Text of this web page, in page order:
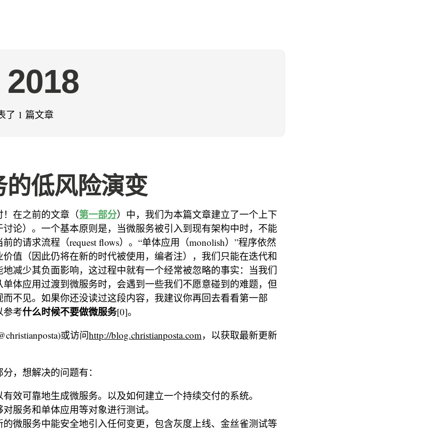
了 1 篇文章
的低风险演变
在之前的文章（第一部分）中，我们为本篇文章建立了一个上下
论）。一个基本原则是，当微服务被引入到现有架构中时，不能
的请求流程（request flows）。“单体应用（monolish）”程序依然
值（因此仍将在新的时代被使用，编者注），我们只能在迭代和
减少其负面影响，这过程中就有一个经常被忽略的事实：当我们
体应用过渡到微服务时，会遇到一些我们不愿意碰到的难题，但
不见。如果你还没读过这段内容，我建议你再回去看看第一部
参考什么时候不要做微服务[0]。
或访问http://blog.christianposta.com，以获取最新更新
，想解决的问题有：
效可靠地生成微服务。以及如何建立一个持续交付的系统。
服务和单体应用等对象进行测试。
的微服务中能安全地引入任何变更，包含灰度上线、金丝雀测试等